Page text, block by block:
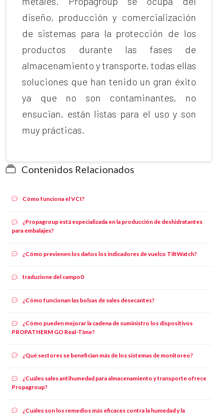
diseño, producción y comercialización
de sistemas para la protección de los
productos durante las fases de
almacenamiento y transporte, todas ellas
soluciones que han tenido un gran éxito
ya que no son contaminantes, no
ensucian, están listas para el uso y son
muy prácticas.
Contenidos Relacionados
Cómo funciona el VCI?
¿Propagroup está especializada en la producción de deshidratantes
para embalajes?
¿Cómo previenen los daños los indicadores de vuelco TiltWatch?
traduzione del campo0
¿Cómo funcionan las bolsas de sales desecantes?
¿Cómo pueden mejorar la cadena de suministro los dispositivos
PROPATHERM GO Real-Time?
¿Qué sectores se benefician más de los sistemas de monitoreo?
¿Cuáles sales antihumedad para almacenamiento y transporte ofrece
Propagroup?
¿Cuáles son los remedios más eficaces contra la humedad y la